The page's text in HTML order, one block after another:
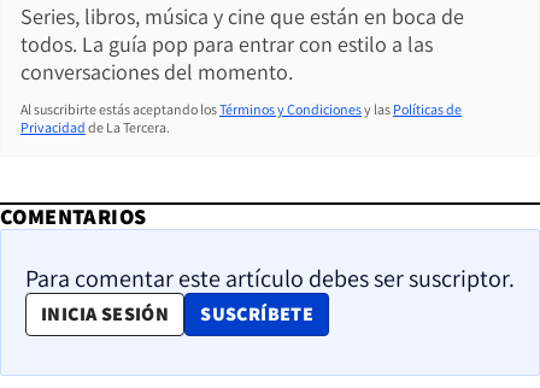
Series, libros, música y cine que están en boca de
todos. La guía pop para entrar con estilo a las
conversaciones del momento.
Al suscribirte estás aceptando losTérminos y Condicionesy las Políticas de
Privacidad de La Tercera.
COMENTARIOS
Para comentar este artículo debes ser suscriptor.
INICIA SESIÓN SUSCRÍBETE
OPENS IN NEW WINDOW